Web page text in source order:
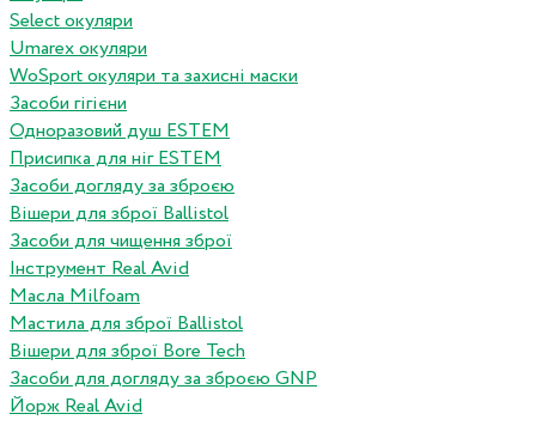
Select окуляри
Umarex окуляри
WoSport окуляри та захисні маски
Засоби гігієни
Одноразовий душ ESTEM
Присипка для ніг ESTEM
Засоби догляду за зброєю
Вішери для зброї Ballistol
Засоби для чищення зброї
Інструмент Real Avid
Масла Milfoam
Мастила для зброї Ballistol
Вішери для зброї Bore Tech
Засоби для догляду за зброєю GNP
Йорж Real Avid